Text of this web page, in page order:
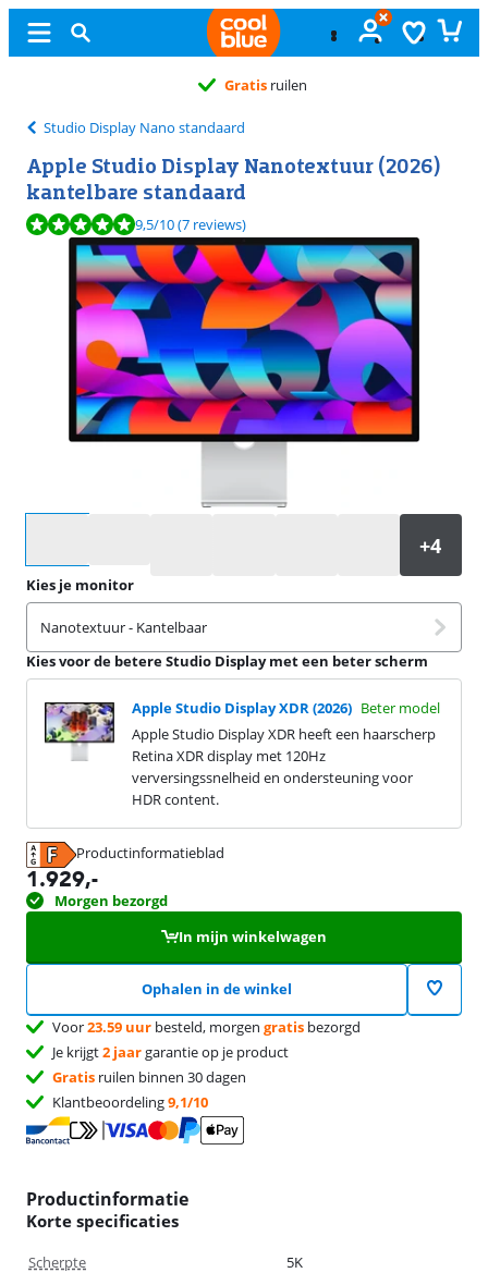
Gratis ruilen
Studio Display Nano standaard
Apple Studio Display Nanotextuur (2026)
kantelbare standaard
Beoordeling is 9,5 van de 10, gebaseerd op 7 reviews.
9,5/10(7 reviews)
Kies je monitor
Nanotextuur - Kantelbaar
Kies voor de betere Studio Display met een beter scherm
Apple Studio Display XDR (2026) Beter model
Apple Studio Display XDR heeft een haarscherp
Retina XDR display met 120Hz
verversingssnelheid en ondersteuning voor
HDR content.
Productinformatieblad
opent in nieuw tabblad
1.929,-
Morgen bezorgd
In mijn winkelwagen
Ophalen in de winkel
Voor23.59 uur besteld, morgen gratis bezorgd
Je krijgt2 jaargarantie op je product
Gratis ruilen binnen 30 dagen
Klantbeoordeling9,1/10
Productinformatie
Korte specificaties
Scherpte 5K